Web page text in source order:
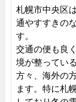
札幌市中央区
通やすすきの
す。
交通の便も良
境が整ってい
方々、海外の
ます。特に札